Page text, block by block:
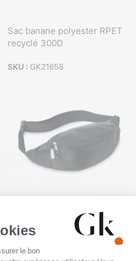
Sac banane polyester RPET
recyclé 300D
SKU : GK21658
Sac banane RPET 210D léger